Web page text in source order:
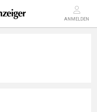
ANMELDEN